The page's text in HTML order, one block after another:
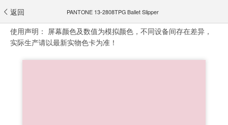
返回 PANTONE 13-2808TPG Ballet Slipper
使用声明： 屏幕颜色及数值为模拟颜色，不同设备间存在差异，
实际生产请以最新实物色卡为准！